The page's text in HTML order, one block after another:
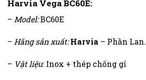
Harvia Vega BC60E:
– Model:BC60E
– Hãng sản xuất:Harvia – Phần Lan.
– Vật liệu: Inox + thép chống gỉ